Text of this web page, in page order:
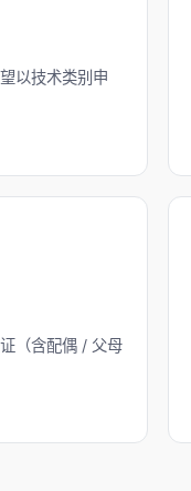
以技术类别申
（含配偶 / 父母